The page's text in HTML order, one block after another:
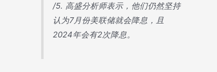
/5. 高盛分析师表示，他们仍然坚持
认为7月份美联储就会降息，且
2024年会有2次降息。